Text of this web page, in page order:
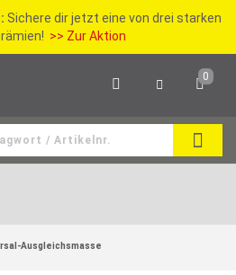
Sichere dir jetzt eine von drei starken
>> Zur Aktion
0
Ausgleichsmasse